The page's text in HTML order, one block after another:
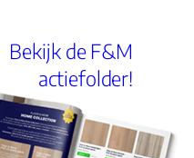
Bekijk de F&M
actiefolder!